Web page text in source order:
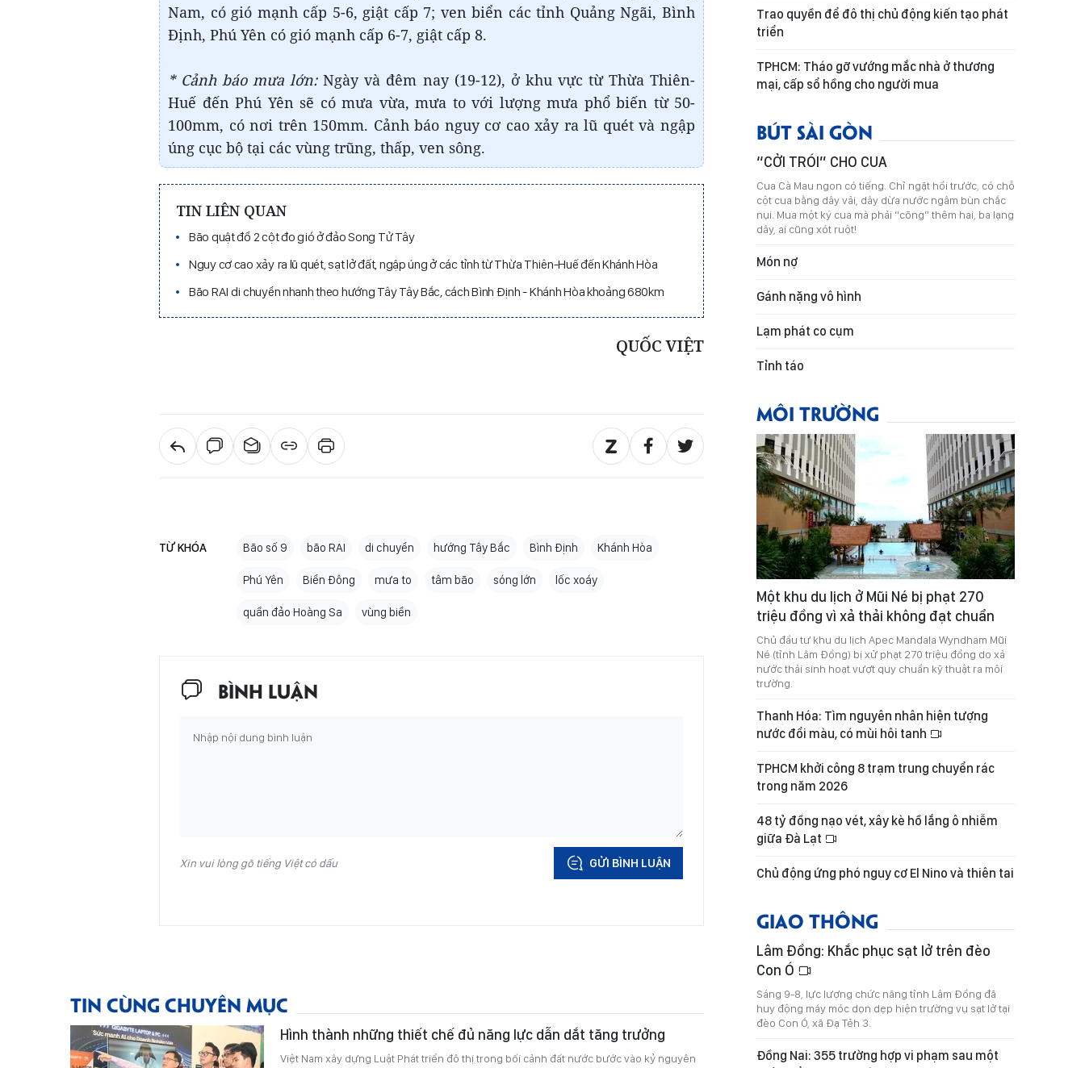
Nam, có gió mạnh cấp 5-6, giật cấp 7; ven biển các tỉnh Quảng Ngãi, Bình
Định, Phú Yên có gió mạnh cấp 6-7, giật cấp 8.
* Cảnh báo mưa lớn:Ngày và đêm nay (19-12), ở khu vực từ Thừa Thiên-
Huế đến Phú Yên sẽ có mưa vừa, mưa to với lượng mưa phổ biến từ 50-
100mm, có nơi trên 150mm. Cảnh báo nguy cơ cao xảy ra lũ quét và ngập
úng cục bộ tại các vùng trũng, thấp, ven sông.
TIN LIÊN QUAN
Bão quật đổ 2 cột đo gió ở đảo Song Tử Tây
Nguy cơ cao xảy ra lũ quét, sạt lở đất, ngập úng ở các tỉnh từ Thừa Thiên-Huế đến Khánh Hòa
Bão RAI di chuyển nhanh theo hướng Tây Tây Bắc, cách Bình Định - Khánh Hòa khoảng 680km
QUỐC VIỆT
TỪ KHÓA Bão số 9 bão RAI di chuyển hướng Tây Bắc Bình Định Khánh Hòa
Phú Yên Biển Đông mưa to tâm bão sóng lớn lốc xoáy
quần đảo Hoàng Sa vùng biển
BÌNH LUẬN
Xin vui lòng gõ tiếng Việt có dấu GỬI BÌNH LUẬN
TIN CÙNG CHUYÊN MỤC
Hình thành những thiết chế đủ năng lực dẫn dắt tăng trưởng
Việt Nam xây dựng Luật Phát triển đô thị trong bối cảnh đất nước bước vào kỷ nguyên
Trao quyền để đô thị chủ động kiến tạo phát
triển
TPHCM: Tháo gỡ vướng mắc nhà ở thương
mại, cấp sổ hồng cho người mua
BÚT SÀI GÒN
“CỞI TRÓI” CHO CUA
Cua Cà Mau ngon có tiếng. Chỉ ngặt hồi trước, có chỗ
cột cua bằng dây vải, dây dừa nước ngâm bùn chắc
nụi. Mua một ký cua mà phải “cõng” thêm hai, ba lạng
dây, ai cũng xót ruột!
Món nợ
Gánh nặng vô hình
Lạm phát co cụm
Tỉnh táo
MÔI TRƯỜNG
Một khu du lịch ở Mũi Né bị phạt 270
triệu đồng vì xả thải không đạt chuẩn
Chủ đầu tư khu du lịch Apec Mandala Wyndham Mũi
Né (tỉnh Lâm Đồng) bị xử phạt 270 triệu đồng do xả
nước thải sinh hoạt vượt quy chuẩn kỹ thuật ra môi
trường.
Thanh Hóa: Tìm nguyên nhân hiện tượng
nước đổi màu, có mùi hôi tanh
TPHCM khởi công 8 trạm trung chuyển rác
trong năm 2026
48 tỷ đồng nạo vét, xây kè hồ lắng ô nhiễm
giữa Đà Lạt
Chủ động ứng phó nguy cơ El Nino và thiên tai
GIAO THÔNG
Lâm Đồng: Khắc phục sạt lở trên đèo
Con Ó
Sáng 9-8, lực lượng chức năng tỉnh Lâm Đồng đã
huy động máy móc dọn dẹp hiện trường vụ sạt lở tại
đèo Con Ó, xã Đạ Tẻh 3.
Đồng Nai: 355 trường hợp vi phạm sau một